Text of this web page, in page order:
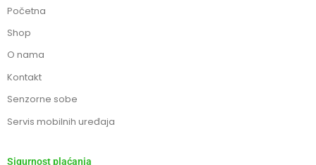
Početna
Shop
O nama
Kontakt
Senzorne sobe
Servis mobilnih uređaja
Sigurnost plaćanja